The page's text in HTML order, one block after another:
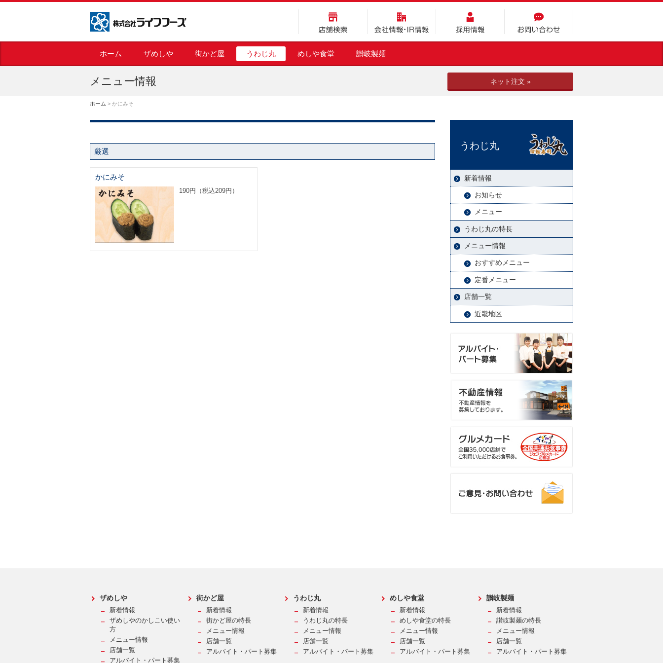
店舗検索 会社情報・IR情報 採用情報 お問い合わせ
ホーム ザめしや 街かど屋 うわじ丸 めしや食堂 讃岐製麺
メニュー情報 ネット注文 »
ホーム > かにみそ
厳選
かにみそ
190円（税込209円）
うわじ丸
新着情報
お知らせ
メニュー
うわじ丸の特長
メニュー情報
おすすめメニュー
定番メニュー
店舗一覧
近畿地区
ザめしや
新着情報
ザめしやのかしこい使い
方
メニュー情報
店舗一覧
アルバイト・パート募集
街かど屋
新着情報
街かど屋の特長
メニュー情報
店舗一覧
アルバイト・パート募集
うわじ丸
新着情報
うわじ丸の特長
メニュー情報
店舗一覧
アルバイト・パート募集
めしや食堂
新着情報
めしや食堂の特長
メニュー情報
店舗一覧
アルバイト・パート募集
讃岐製麺
新着情報
讃岐製麺の特長
メニュー情報
店舗一覧
アルバイト・パート募集